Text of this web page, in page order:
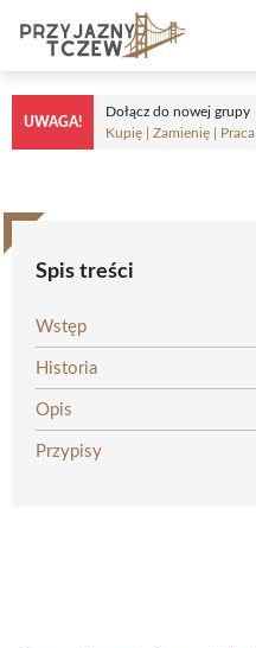
treści
UWAGA!
Dołącz do nowej grupy
Kupię | Zamienię | Praca
Spis treści
Wstęp
Historia
Opis
Przypisy